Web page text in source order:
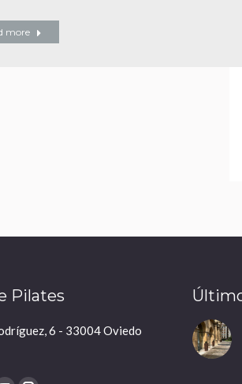
more
Pilates
6 - 33004 Oviedo